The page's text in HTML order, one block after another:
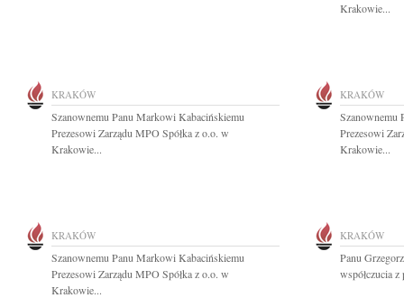
Krakowie...
KRAKÓW
Szanownemu Panu Markowi Kabacińskiemu
Prezesowi Zarządu MPO Spółka z o.o. w
Krakowie...
KRAKÓW
Szanownemu
Prezesowi
Krakowie...
KRAKÓW
Szanownemu Panu Markowi Kabacińskiemu
Prezesowi Zarządu MPO Spółka z o.o. w
Krakowie...
KRAKÓW
Panu
współczucia